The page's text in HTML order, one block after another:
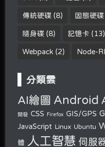
傳統硬碟 (8) 固態硬碟
隨身碟 (8) 記憶卡 (13)
Webpack (2) Node-
分類雲
AI繪圖 Android
開發 CSS Firefox GIS/GPS
JavaScript Linux Ubuntu
體 人工智慧 伺服